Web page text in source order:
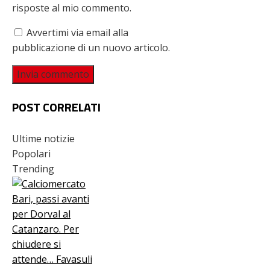
risposte al mio commento.
Avvertimi via email alla
pubblicazione di un nuovo articolo.
POST CORRELATI
Ultime notizie
Popolari
Trending